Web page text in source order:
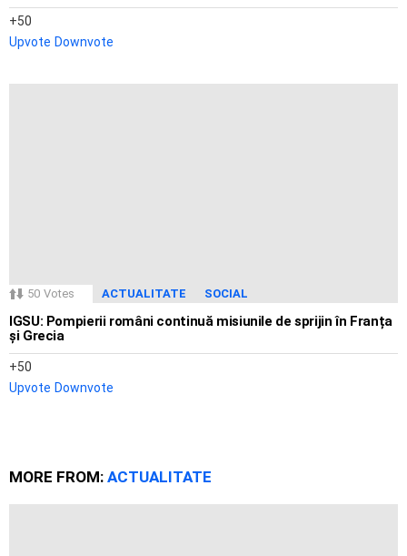
50
Upvote Downvote
50 Votes ACTUALITATE SOCIAL
IGSU: Pompierii români continuă misiunile de sprijin în Franța
și Grecia
50
Upvote Downvote
MORE FROM: ACTUALITATE